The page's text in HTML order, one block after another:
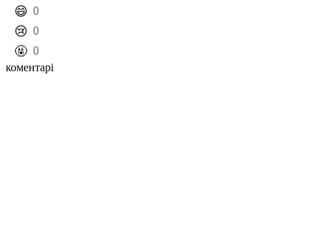
️😄 0
️😢 0
️🤬 0
коментарі